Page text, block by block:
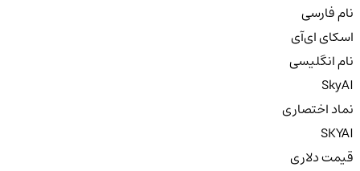
نام فارسی
اسکای ای‌آی
نام انگلیسی
SkyAI
نماد اختصاری
SKYAI
قیمت دلاری